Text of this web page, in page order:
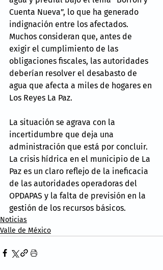
Cuenta Nueva”, lo que ha generado
indignación entre los afectados.
Muchos consideran que, antes de
exigir el cumplimiento de las
obligaciones fiscales, las autoridades
deberían resolver el desabasto de
agua que afecta a miles de hogares en
Los Reyes La Paz.
La situación se agrava con la
incertidumbre que deja una
administración que está por concluir.
La crisis hídrica en el municipio de La
Paz es un claro reflejo de la ineficacia
de las autoridades operadoras del
OPDAPAS y la falta de previsión en la
gestión de los recursos básicos.
Noticias
Valle de México